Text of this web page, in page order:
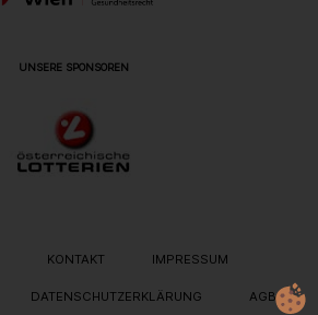
UNSERE SPONSOREN
KONTAKT IMPRESSUM
DATENSCHUTZERKLÄRUNG AGB